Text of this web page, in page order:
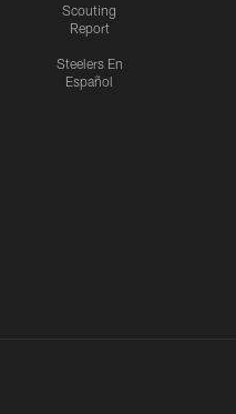
Scouting
Report
Steelers En
Español